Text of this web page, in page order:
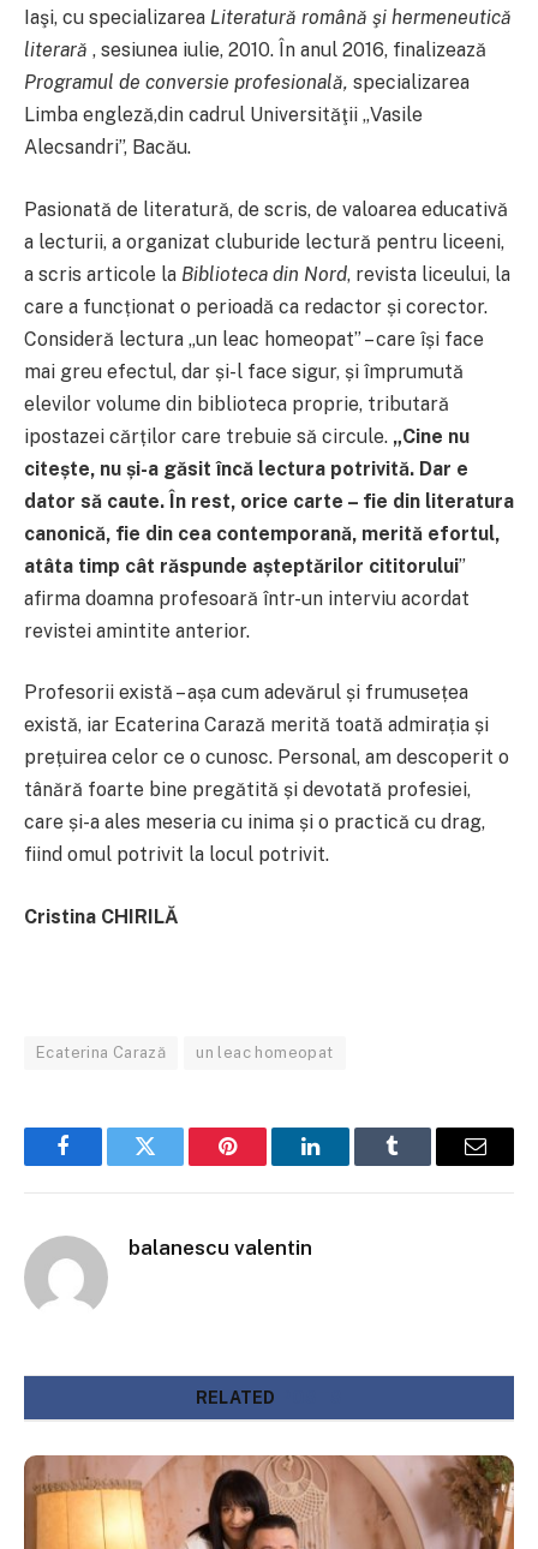
Iaşi, cu specializarea Literatură română şi hermeneutică
literară , sesiunea iulie, 2010. În anul 2016, finalizează
Programul de conversie profesională, specializarea
Limba engleză,din cadrul Universităţii „Vasile
Alecsandri”, Bacău.
Pasionată de literatură, de scris, de valoarea educativă
a lecturii, a organizat cluburide lectură pentru liceeni,
a scris articole la Biblioteca din Nord, revista liceului, la
care a funcționat o perioadă ca redactor și corector.
Consideră lectura „un leac homeopat” – care își face
mai greu efectul, dar și-l face sigur, și împrumută
elevilor volume din biblioteca proprie, tributară
ipostazei cărților care trebuie să circule. „Cine nu
citește, nu și-a găsit încă lectura potrivită. Dar e
dator să caute. În rest, orice carte – fie din literatura
canonică, fie din cea contemporană, merită efortul,
atâta timp cât răspunde așteptărilor cititorului”
afirma doamna profesoară într-un interviu acordat
revistei amintite anterior.
Profesorii există – așa cum adevărul și frumusețea
există, iar Ecaterina Carază merită toată admirația și
prețuirea celor ce o cunosc. Personal, am descoperit o
tânără foarte bine pregătită și devotată profesiei,
care și-a ales meseria cu inima și o practică cu drag,
fiind omul potrivit la locul potrivit.
Cristina CHIRILĂ
Ecaterina Carază un leac homeopat
FacebookTwitter Pinterest LinkedInTumblr Email
balanescu valentin
RELATED